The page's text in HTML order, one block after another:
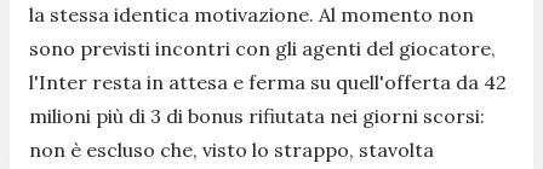
la stessa identica motivazione. Al momento non
sono previsti incontri con gli agenti del giocatore,
l'Inter resta in attesa e ferma su quell'offerta da 42
milioni più di 3 di bonus rifiutata nei giorni scorsi:
non è escluso che, visto lo strappo, stavolta